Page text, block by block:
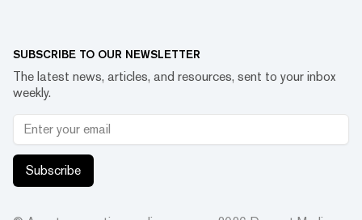
SUBSCRIBE TO OUR NEWSLETTER
The latest news, articles, and resources, sent to your inbox
weekly.
Subscribe